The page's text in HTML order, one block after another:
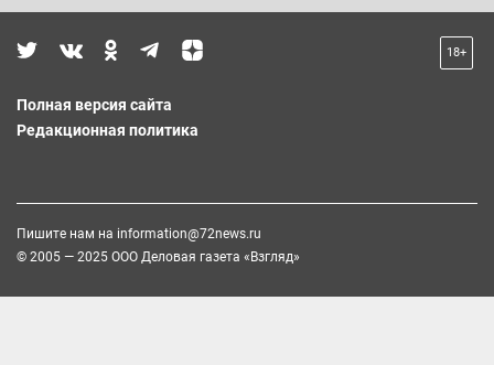
18+
Полная версия сайта
Редакционная политика
Пишите нам на information@72news.ru
© 2005 — 2025 ООО Деловая газета «Взгляд»